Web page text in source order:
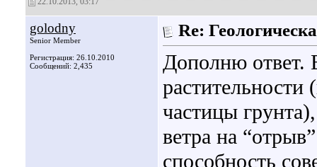
golodny
Senior Member
Регистрация: 26.10.2010
Сообщений: 2,435
Re:
Дополню ответ.
растительности
частицы
ветра на
способность